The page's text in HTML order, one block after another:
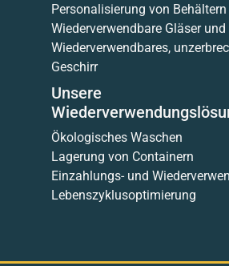
Personalisierung von Behältern
Wiederverwendbare Gläser und
Wiederverwendbares,
Geschirr
Unsere
Ökologisches Waschen
Lagerung von Containern
Einzahlungs- und
Lebenszyklusoptimierung